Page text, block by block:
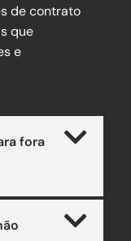
de contrato
que
e
fora